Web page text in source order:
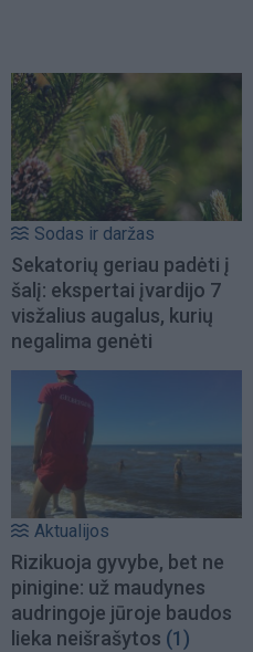
Sodas ir daržas
Sekatorių geriau padėti į
šalį: ekspertai įvardijo 7
visžalius augalus, kurių
negalima genėti
Aktualijos
Rizikuoja gyvybe, bet ne
pinigine: už maudynes
audringoje jūroje baudos
lieka neišrašytos (1)